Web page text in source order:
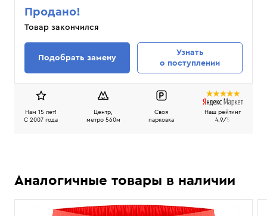
Продано!
Товар закончился
Подобрать замену
Узнать
о поступлении
Нам 15 лет!
C 2007 года
Центр,
метро 560м
Своя
парковка
Наш рейтинг
4.9/5
Аналогичные товары в наличии